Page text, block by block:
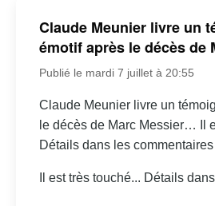
Claude Meunier livre un
émotif après le décès de
Publié le mardi 7 juillet à 20:55
Claude Meunier livre un
le décès de Marc Messier… Il
Détails dans les commentaires
Il est très touché... Détails